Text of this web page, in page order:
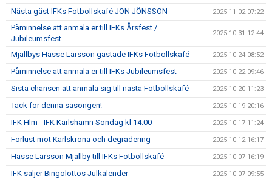
Nästa gäst IFKs Fotbollskafé JON JÖNSSON 2025-11-02 07:22
Påminnelse att anmäla er till IFKs Årsfest /
Jubileumsfest
2025-10-31 12:44
Mjällbys Hasse Larsson gästade IFKs Fotbollskafé 2025-10-24 08:52
Påminnelse att anmäla er till IFKs Jubileumsfest 2025-10-22 09:46
Sista chansen att anmäla sig till nästa Fotbollskafé 2025-10-20 11:23
Tack för denna säsongen! 2025-10-19 20:16
IFK Hlm - IFK Karlshamn Söndag kl 14.00 2025-10-17 11:24
Förlust mot Karlskrona och degradering 2025-10-12 16:17
Hasse Larsson Mjällby till IFKs Fotbollskafé 2025-10-07 16:19
IFK säljer Bingolottos Julkalender 2025-10-07 09:55